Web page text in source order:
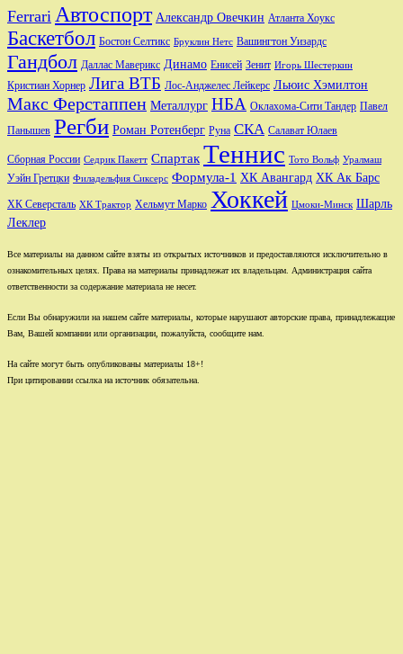
Ferrari Автоспорт Александр Овечкин Атланта Хоукс
Баскетбол Бостон Селтикс Бруклин Нетс Вашингтон Уизардс
Гандбол Даллас Маверикс Динамо Енисей Зенит Игорь Шестеркин
Кристиан Хорнер Лига ВТБ Лос-Анджелес Лейкерс Льюис Хэмилтон
Макс Ферстаппен Металлург НБА Оклахома-Сити Тандер Павел
Панышев Регби Роман Ротенберг Руна СКА Салават Юлаев
Сборная России Седрик Пакетт Спартак Теннис Тото Вольф Уралмаш
Уэйн Гретцки Филадельфия Сиксерс Формула-1 ХК Авангард ХК Ак Барс
ХК Северсталь ХК Трактор Хельмут Марко Хоккей Цмоки-Минск Шарль
Леклер
Все материалы на данном сайте взяты из открытых источников и предоставляются исключительно в
ознакомительных целях. Права на материалы принадлежат их владельцам. Администрация сайта
ответственности за содержание материала не несет.
Если Вы обнаружили на нашем сайте материалы, которые нарушают авторские права, принадлежащие
Вам, Вашей компании или организации, пожалуйста, сообщите нам.
На сайте могут быть опубликованы материалы 18+!
При цитировании ссылка на источник обязательна.